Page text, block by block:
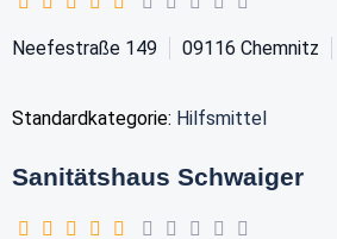
Neefestraße 149 09116 Chemnitz
Standardkategorie: Hilfsmittel
Sanitätshaus Schwaiger